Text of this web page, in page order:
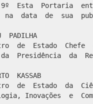
Esta Portaria
na data de sua
PADILHA
de Estado Chefe
Presidência da
KASSAB
de Estado da
Inovações e